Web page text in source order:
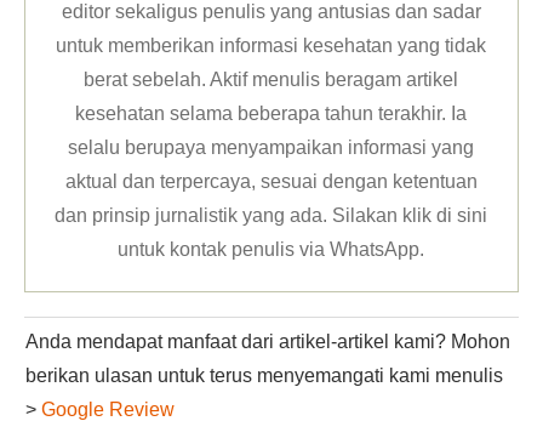
editor sekaligus penulis yang antusias dan sadar
untuk memberikan informasi kesehatan yang tidak
berat sebelah. Aktif menulis beragam artikel
kesehatan selama beberapa tahun terakhir. Ia
selalu berupaya menyampaikan informasi yang
aktual dan terpercaya, sesuai dengan ketentuan
dan prinsip jurnalistik yang ada. Silakan klikdi sini
untuk kontak penulis via WhatsApp.
Anda mendapat manfaat dari artikel-artikel kami? Mohon
berikan ulasan untuk terus menyemangati kami menulis
> Google Review